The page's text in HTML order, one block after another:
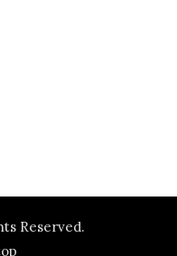
Reserved.